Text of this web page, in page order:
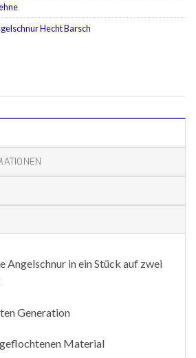
Hecht Barsch
Angelschnur in ein Stück auf zwei
Generation
Material